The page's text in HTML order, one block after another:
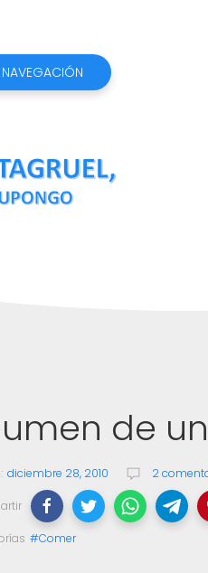
NAVEGACIÓN
de
diciembre 28, 2010 2
#Comer